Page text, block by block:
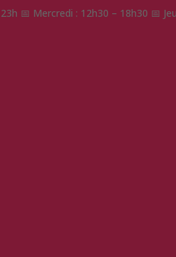
📅 Mercredi : 12h30 – 18h30 📅